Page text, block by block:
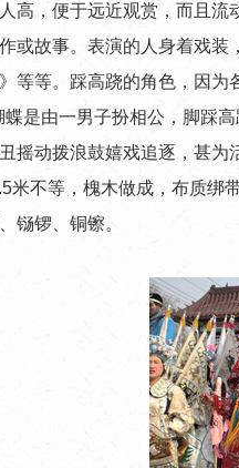
高，便于远近观赏，而且
或故事。表演的人身着戏
等等。踩高跷的角色，因
是由一男子扮相公，脚踩
动拨浪鼓嬉戏追逐，甚为
不等，槐木做成，布质绑
锣、铜镲。